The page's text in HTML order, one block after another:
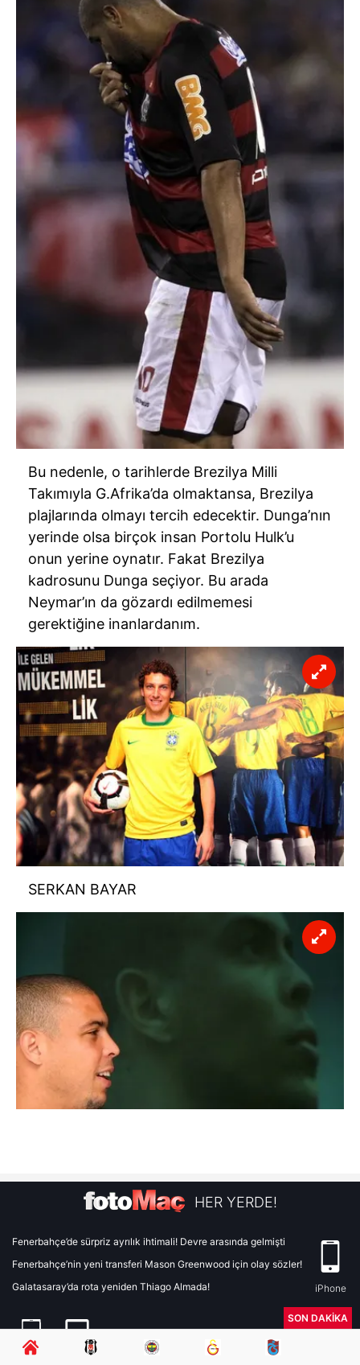
Bu nedenle, o tarihlerde Brezilya Milli
Takımıyla G.Afrika’da olmaktansa, Brezilya
plajlarında olmayı tercih edecektir. Dunga’nın
yerinde olsa birçok insan Portolu Hulk’u
onun yerine oynatır. Fakat Brezilya
kadrosunu Dunga seçiyor. Bu arada
Neymar’ın da gözardı edilmemesi
gerektiğine inanlardanım.
SERKAN BAYAR
HER YERDE!
Fenerbahçe’de sürpriz ayrılık ihtimali! Devre arasında gelmişti
Fenerbahçe’nin yeni transferi Mason Greenwood için olay sözler!
Galatasaray’da rota yeniden Thiago Almada!
iPhone
SON DAKİKA